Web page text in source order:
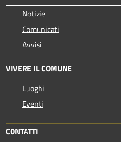
Notizie
Comunicati
Avvisi
VIVERE IL COMUNE
Luoghi
Eventi
CONTATTI